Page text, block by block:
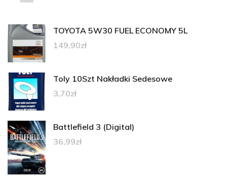
TOYOTA 5W30 FUEL ECONOMY 5L
149,90zł
Toly 10Szt Nakładki Sedesowe
3,70zł
Battlefield 3 (Digital)
36,99zł